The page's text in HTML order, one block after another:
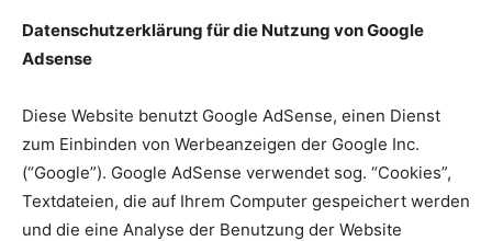
Datenschutzerklärung für die Nutzung von Google
Adsense
Diese Website benutzt Google AdSense, einen Dienst
zum Einbinden von Werbeanzeigen der Google Inc.
(“Google”). Google AdSense verwendet sog. “Cookies”,
Textdateien, die auf Ihrem Computer gespeichert werden
und die eine Analyse der Benutzung der Website